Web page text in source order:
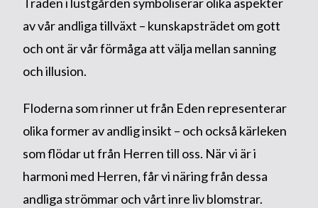
av vår andliga tillväxt – kunskapsträdet om gott
och ont är vår förmåga att välja mellan sanning
och illusion.
Floderna som rinner ut från Eden representerar
olika former av andlig insikt – och också kärleken
som flödar ut från Herren till oss. När vi är i
harmoni med Herren, får vi näring från dessa
andliga strömmar och vårt inre liv blomstrar.